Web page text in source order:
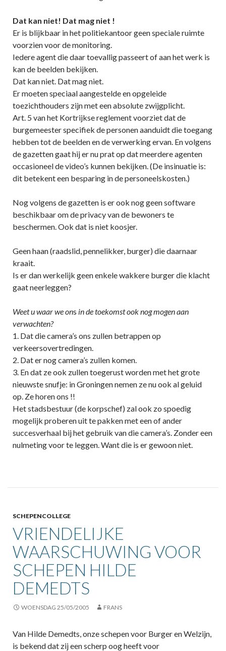
Dat kan niet! Dat mag niet !
Er is blijkbaar in het politiekantoor geen speciale ruimte
voorzien voor de monitoring.
Iedere agent die daar toevallig passeert of aan het werk is
kan de beelden bekijken.
Dat kan niet. Dat mag niet.
Er moeten speciaal aangestelde en opgeleide
toezichthouders zijn met een absolute zwijgplicht.
Art. 5 van het Kortrijkse reglement voorziet dat de
burgemeester specifiek de personen aanduidt die toegang
hebben tot de beelden en de verwerking ervan. En volgens
de gazetten gaat hij er nu prat op dat meerdere agenten
occasioneel de video’s kunnen bekijken. (De insinuatie is:
dit betekent een besparing in de personeelskosten.)
Nog volgens de gazetten is er ook nog geen software
beschikbaar om de privacy van de bewoners te
beschermen. Ook dat is niet koosjer.
Geen haan (raadslid, pennelikker, burger) die daarnaar
kraait.
Is er dan werkelijk geen enkele wakkere burger die klacht
gaat neerleggen?
Weet u waar we ons in de toekomst ook nog mogen aan
verwachten?
1. Dat die camera’s ons zullen betrappen op
verkeersovertredingen.
2. Dat er nog camera’s zullen komen.
3. En dat ze ook zullen toegerust worden met het grote
nieuwste snufje: in Groningen nemen ze nu ook al geluid
op. Ze horen ons !!
Het stadsbestuur (de korpschef) zal ook zo spoedig
mogelijk proberen uit te pakken met een of ander
succesverhaal bij het gebruik van die camera’s. Zonder een
nulmeting voor te leggen. Want die is er gewoon niet.
SCHEPENCOLLEGE
VRIENDELIJKE
WAARSCHUWING VOOR
SCHEPEN HILDE
DEMEDTS
WOENSDAG 25/05/2005 FRANS
Van Hilde Demedts, onze schepen voor Burger en Welzijn,
is bekend dat zij een scherp oog heeft voor